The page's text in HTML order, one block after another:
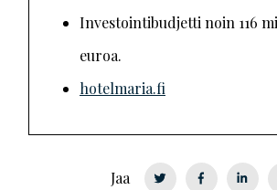
Investointibudjetti noin 116
euroa.
hotelmaria.fi
Jaa